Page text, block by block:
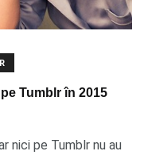
Tumblr în 2015
nici pe Tumblr nu au